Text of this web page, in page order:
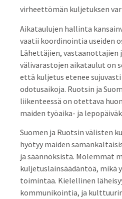
virheettömän kuljetuksen
Aikataulujen hallinta
vaatii koordinointia useiden
Lähettäjien, vastaanottajien
välivarastojen aikataulut on
että kuljetus etenee
odotusaikoja. Ruotsin ja
liikenteessä on otettava
maiden työaika- ja
Suomen ja Ruotsin välisten
hyötyy maiden
ja säännöksistä. Molemmat
kuljetuslainsäädäntöä, mikä
toimintaa. Kielellinen
kommunikointia, ja